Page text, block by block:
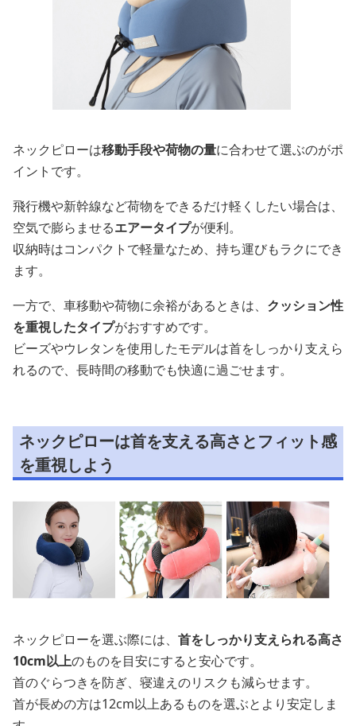
ネックピローは移動手段や荷物の量に合わせて選ぶのがポ
イントです。
飛行機や新幹線など荷物をできるだけ軽くしたい場合は、
空気で膨らませるエアータイプが便利。
収納時はコンパクトで軽量なため、持ち運びもラクにでき
ます。
一方で、車移動や荷物に余裕があるときは、 クッション性
を重視したタイプがおすすめです。
ビーズやウレタンを使用したモデルは首をしっかり支えら
れるので、長時間の移動でも快適に過ごせます。
ネックピローは首を支える高さとフィット感
を重視しよう
ネックピローを選ぶ際には、 首をしっかり支えられる高さ
10cm以上のものを目安にすると安心です。
首のぐらつきを防ぎ、寝違えのリスクも減らせます。
首が長めの方は12cm以上あるものを選ぶとより安定しま